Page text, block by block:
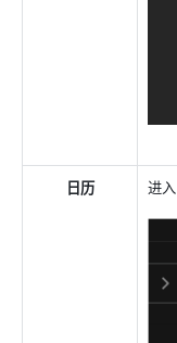
日历 进入